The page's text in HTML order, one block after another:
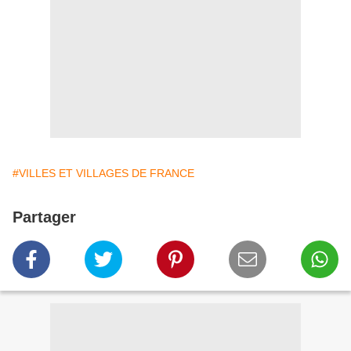
#VILLES ET VILLAGES DE FRANCE
Partager